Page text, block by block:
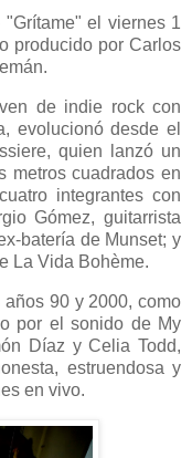
el viernes 1
producido por Carlos
de indie rock con
evolucionó desde el
quien lanzó un
metros cuadrados en
integrantes con
Gómez, guitarrista
batería de Munset; y
La Vida Bohème.
años 90 y 2000, como
por el sonido de My
Díaz y Celia Todd,
estruendosa y
en vivo.